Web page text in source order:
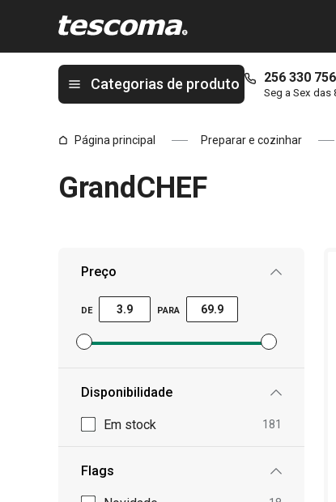
Categorias de produto 256 330 756
Seg a Sex das
Página principal Preparar e cozinhar
GrandCHEF
Preço
DE PARA
Definir filtro de preço mínimo
Definir filtro de preço
Disponibilidade
Em stock 181
Flags